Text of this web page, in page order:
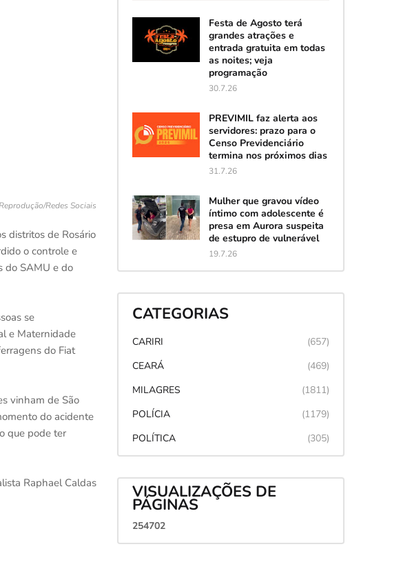
Redes Sociais
distritos de Rosário
o controle e
do SAMU e do
se
e Maternidade
do Fiat
vinham de São
do acidente
que pode ter
Raphael Caldas
Festa de Agosto terá
grandes atrações e
entrada gratuita em todas
as noites; veja
programação
30.7.26
PREVIMIL faz alerta aos
servidores: prazo para o
Censo Previdenciário
termina nos próximos dias
31.7.26
Mulher que gravou vídeo
íntimo com adolescente é
presa em Aurora suspeita
de estupro de vulnerável
19.7.26
CATEGORIAS
CARIRI
(657)
CEARÁ
(469)
MILAGRES
(1811)
POLÍCIA
(1179)
POLÍTICA
(305)
VISUALIZAÇÕES DE
PÁGINAS
254702